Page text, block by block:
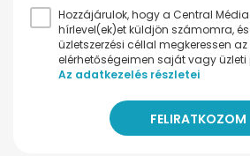
Hozzájárulok, hogy a Central
hírlevel(ek)et küldjön számomra, és
üzletszerzési céllal megkeressen
elérhetőségeimen saját vagy
Az adatkezelés részletei